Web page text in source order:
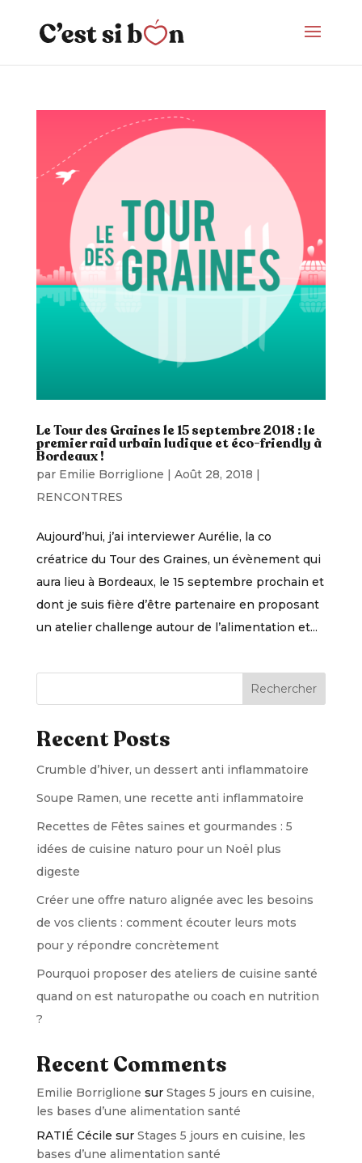
Le Tour des Graines le 15 septembre 2018 : le
premier raid urbain ludique et éco-friendly à
Bordeaux !
par Emilie Borriglione Août 28, 2018
RENCONTRES
Aujourd’hui, j’ai interviewer Aurélie, la co
créatrice du Tour des Graines, un évènement qui
aura lieu à Bordeaux, le 15 septembre prochain et
dont je suis fière d’être partenaire en proposant
un atelier challenge autour de l’alimentation et...
Rechercher
Recent Posts
Crumble d’hiver, un dessert anti inflammatoire
Soupe Ramen, une recette anti inflammatoire
Recettes de Fêtes saines et gourmandes : 5
idées de cuisine naturo pour un Noël plus
digeste
Créer une offre naturo alignée avec les besoins
de vos clients : comment écouter leurs mots
pour y répondre concrètement
Pourquoi proposer des ateliers de cuisine santé
quand on est naturopathe ou coach en nutrition
?
Recent Comments
Emilie Borriglione sur Stages 5 jours en cuisine,
les bases d’une alimentation santé
RATIÉ Cécile sur Stages 5 jours en cuisine, les
bases d’une alimentation santé